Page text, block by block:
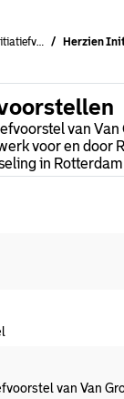
Herzien Initiatiefvoorstel van Van
van Van
voor en door
in Rotterdam
van Van